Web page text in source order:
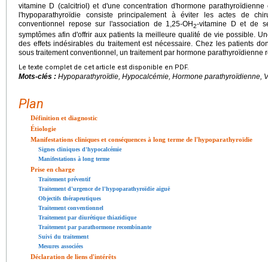
vitamine D (calcitriol) et d'une concentration d'hormone
l'hypoparathyroïdie consiste principalement à éviter les actes de
conventionnel repose sur l'association de 1,25-OH2-vitamine D et de
symptômes afin d'offrir aux patients la meilleure qualité de vie possible.
des effets indésirables du traitement est nécessaire. Chez les patients
sous traitement conventionnel, un traitement par hormone parathyroïdienne
Le texte complet de cet article est disponible en PDF.
Mots-clés : Hypoparathyroïdie, Hypocalcémie, Hormone parathyroïdienne,
Plan
Définition et diagnostic
Étiologie
Manifestations cliniques et conséquences à long terme de l'hypoparathyroïdie
Signes cliniques d'hypocalcémie
Manifestations à long terme
Prise en charge
Traitement préventif
Traitement d'urgence de l'hypoparathyroïdie aiguë
Objectifs thérapeutiques
Traitement conventionnel
Traitement par diurétique thiazidique
Traitement par parathormone recombinante
Suivi du traitement
Mesures associées
Déclaration de liens d'intérêts